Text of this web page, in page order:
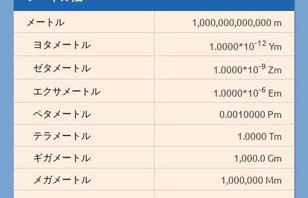
メートル
1,000,000,000,000 m
ヨタメートル
1.0000*10-12 Ym
ゼタメートル
1.0000*10-9 Zm
エクサメートル
1.0000*10-6 Em
ペタメートル
0.0010000 Pm
テラメートル
1.0000 Tm
ギガメートル
1,000.0 Gm
メガメートル
1,000,000 Mm